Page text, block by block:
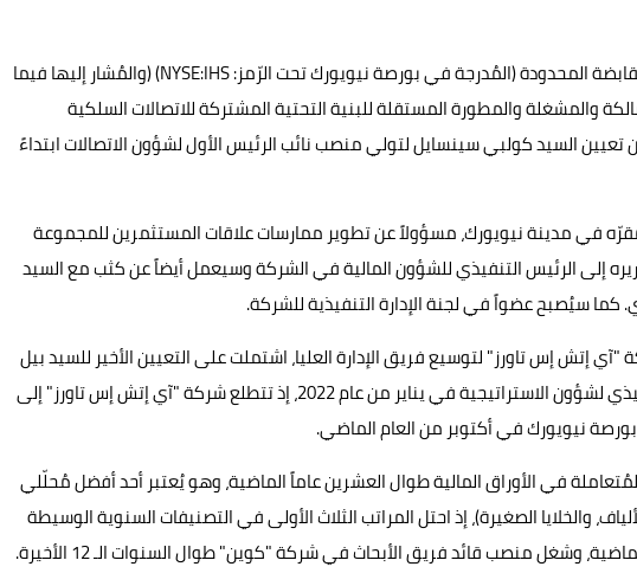
لندن ونيويورك: أعلنت اليوم شركة "آي إتش إس" القابضة المحدودة (المُدرجة في بورصة نيويورك تحت الرّمز: NYSE:IHS) (والمُشار إليها فيما
والمشغلة والمطورة المستقلة للبنية التحتية المشتركة للاتصالات السلكية
تعيين السيد كولبي سينسايل لتولي منصب نائب الرئيس الأول لشؤون الاتصالات ابتداءً
في مدينة نيويورك، مسؤولاً عن تطوير ممارسات علاقات المستثمرين للمجموعة
إلى الرئيس التنفيذي للشؤون المالية في الشركة وسيعمل أيضاً عن كثب مع السيد
سيُصبح عضواً في لجنة الإدارة التنفيذية للشركة.
إتش إس تاورز" لتوسيع فريق الإدارة العليا، اشتملت على التعيين الأخير للسيد بيل
بيتس في منصب نائب الرئيس الأول والرئيس التنفيذي لشؤون الاستراتيجية في يناير من عام 2022، إذ تتطلع شركة "آي إتش إس تاورز" إلى
نيويورك في أكتوبر من العام الماضي.
في الأوراق المالية طوال العشرين عاماً الماضية، وهو يُعتبر أحد أفضل مُحلّلي
والخلايا الصغيرة)، إذ احتل المراتب الثلاث الأولى في التصنيفات السنوية الوسيطة
وشغل منصب قائد فريق الأبحاث في شركة "كوين" طوال السنوات الـ 12 الأخيرة.